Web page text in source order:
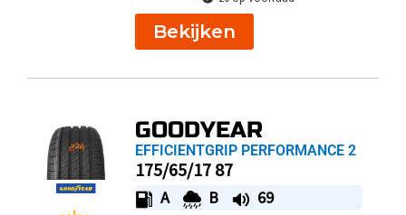
Bekijken
GOODYEAR
EFFICIENTGRIP PERFORMANCE 2
175/65/17 87
A B 69